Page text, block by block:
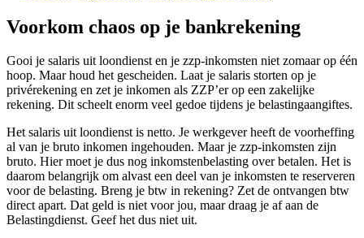
Voorkom chaos op je bankrekening
Gooi je salaris uit loondienst en je zzp-inkomsten niet zomaar op één
hoop. Maar houd het gescheiden. Laat je salaris storten op je
privérekening en zet je inkomen als ZZP’er op een zakelijke
rekening. Dit scheelt enorm veel gedoe tijdens je belastingaangiftes.
Het salaris uit loondienst is netto. Je werkgever heeft de voorheffing
al van je bruto inkomen ingehouden. Maar je zzp-inkomsten zijn
bruto. Hier moet je dus nog inkomstenbelasting over betalen. Het is
daarom belangrijk om alvast een deel van je inkomsten te reserveren
voor de belasting. Breng je btw in rekening? Zet de ontvangen btw
direct apart. Dat geld is niet voor jou, maar draag je af aan de
Belastingdienst. Geef het dus niet uit.